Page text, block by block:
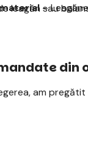
–
leagăn sau
din
am